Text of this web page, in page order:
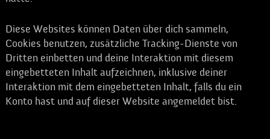
Diese Websites können Daten über dich sammeln,
Cookies benutzen, zusätzliche Tracking-Dienste von
Dritten einbetten und deine Interaktion mit diesem
eingebetteten Inhalt aufzeichnen, inklusive deiner
Interaktion mit dem eingebetteten Inhalt, falls du ein
Konto hast und auf dieser Website angemeldet bist.